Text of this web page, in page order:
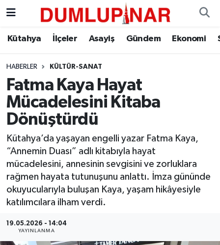
Kütahya İlçeler Asayiş Gündem Ekonomi
HABERLER KÜLTÜR-SANAT
Fatma Kaya Hayat
Mücadelesini Kitaba
Dönüştürdü
Kütahya’da yaşayan engelli yazar Fatma Kaya,
“Annemin Duası” adlı kitabıyla hayat
mücadelesini, annesinin sevgisini ve zorluklara
rağmen hayata tutunuşunu anlattı. İmza gününde
okuyucularıyla buluşan Kaya, yaşam hikâyesiyle
katılımcılara ilham verdi.
19.05.2026 - 14:04
YAYINLANMA
Asayiş
Diğer
Dünya
Eğitim
Ekonomi
Eleman
Emlak
Kütahya Hava Durumu
Kütahya Trafik Yoğunluk Haritası
Süper Lig Puan Durumu ve Fikstür
Tüm Manşetler
Son Dakika Haberleri
Haber Arşivi